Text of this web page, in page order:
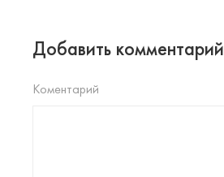
Добавить комментарий
Коментарий